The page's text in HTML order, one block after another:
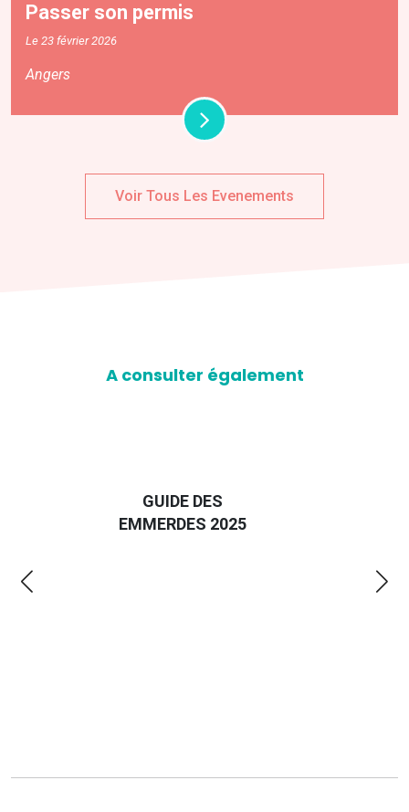
Passer son permis
Le 23 février 2026
Angers
Voir Tous Les Evenements
A consulter également
GUIDE DES
EMMERDES 2025